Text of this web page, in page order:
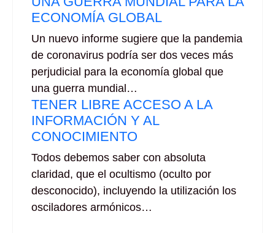
ECONOMÍA GLOBAL
Un nuevo informe sugiere que la pandemia
de coronavirus podría ser dos veces más
perjudicial para la economía global que
una guerra mundial…
TENER LIBRE ACCESO A LA
INFORMACIÓN Y AL
CONOCIMIENTO
Todos debemos saber con absoluta
claridad, que el ocultismo (oculto por
desconocido), incluyendo la utilización los
osciladores armónicos…